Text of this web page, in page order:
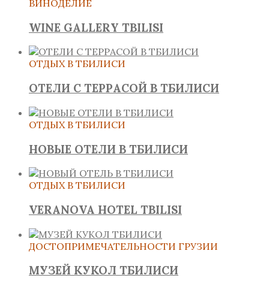
ВИНОДЕЛИЕ
WINE GALLERY TBILISI
ОТДЫХ В ТБИЛИСИ
ОТЕЛИ С ТЕРРАСОЙ В ТБИЛИСИ
ОТДЫХ В ТБИЛИСИ
НОВЫЕ ОТЕЛИ В ТБИЛИСИ
ОТДЫХ В ТБИЛИСИ
VERANOVA HOTEL TBILISI
ДОСТОПРИМЕЧАТЕЛЬНОСТИ ГРУЗИИ
МУЗЕЙ КУКОЛ ТБИЛИСИ